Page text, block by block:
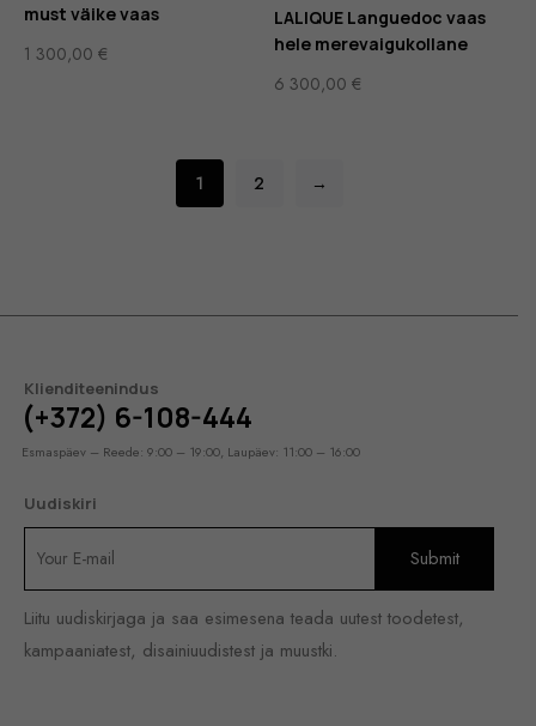
must väike vaas
1 300,00 €
LALIQUE Languedoc vaas
hele merevaigukollane
6 300,00 €
1 2 →
Klienditeenindus
(+372) 6-108-444
Esmaspäev – Reede: 9:00 – 19:00, Laupäev: 11:00 – 16:00
Uudiskiri
Liitu uudiskirjaga ja saa esimesena teada uutest toodetest,
kampaaniatest, disainiuudistest ja muustki.